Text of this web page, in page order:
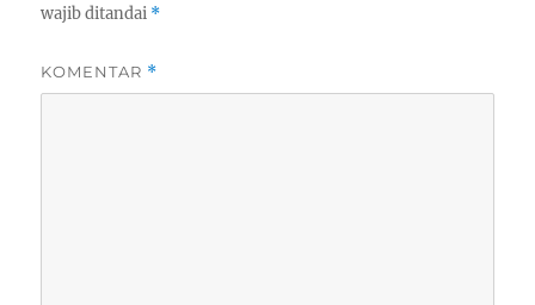
wajib ditandai *
KOMENTAR *